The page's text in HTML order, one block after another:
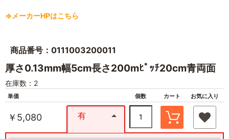
⇒メーカーHPはこちら
商品番号：0111003200011
厚さ0.13mm幅5cm長さ200mﾋﾟｯﾁ20cm青両面
在庫数：2
単価 個数 カート お気に入り
￥5,080 有